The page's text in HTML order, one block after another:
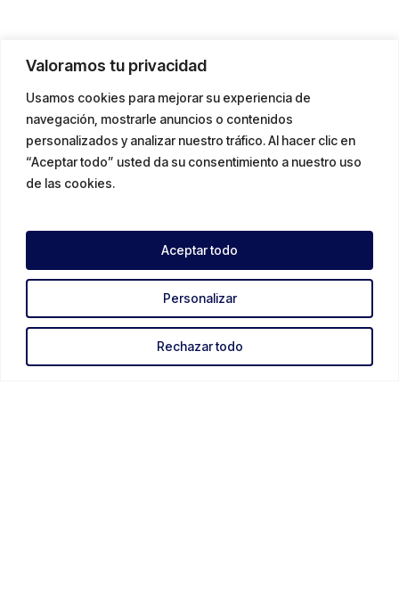
Valoramos tu privacidad
Usamos cookies para mejorar su experiencia de
navegación, mostrarle anuncios o contenidos
personalizados y analizar nuestro tráfico. Al hacer clic en
“Aceptar todo” usted da su consentimiento a nuestro uso
de las cookies.
Personalizar
Rechazar todo
Aceptar todo